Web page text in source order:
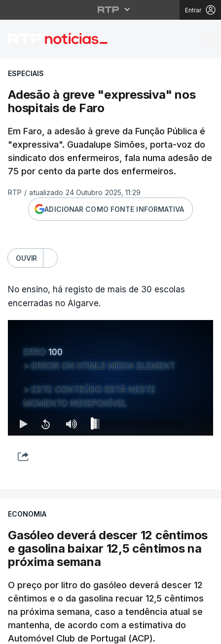
Entrar
Adesão à greve
ESPECIAIS
Adesão à greve "expressiva" nos
hospitais de Faro
Em Faro, a adesão à greve da Função Pública é
"expressiva". Guadalupe Simões, porta-voz do
sindicato dos enfermeiros, fala numa adesão de
75 por cento da parte dos enfermeiros.
RTP / atualizado 24 Outubro 2025, 11:29
ADICIONAR COMO FONTE INFORMATIVA
OUVIR
No ensino, há registo de mais de 30 escolas
encerradas no Algarve.
ERRO 100
ERROR ON HTML5 MEDIA ELEMENT
ESTE CONTEÚDO ESTÁ NESTE
MOMENTO INDISPONÍVEL
ECONOMIA
Gasóleo deverá descer 12 cêntimos
e gasolina baixar 12,5 cêntimos na
próxima semana
O preço por litro do gasóleo deverá descer 12
cêntimos e o da gasolina recuar 12,5 cêntimos
na próxima semana, caso a tendência atual se
mantenha, de acordo com a estimativa do
Automóvel Club de Portugal (ACP).